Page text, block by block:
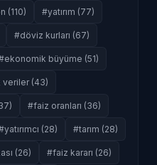
(110) #yatırım (77)
#döviz kurları (67)
büyüme (51)
(43)
#faiz oranları (36)
(28) #tarım (28)
(26) #faiz kararı (26)